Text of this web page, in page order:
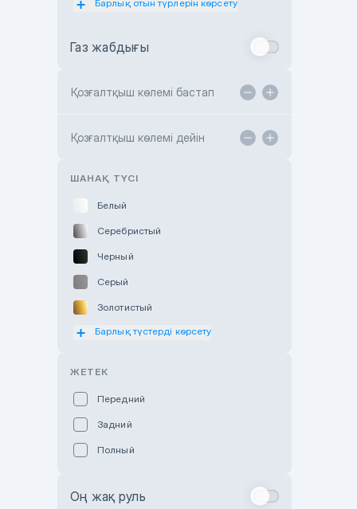
Toyota Astana
TANK Motors Karaganda
Барлық отын түрлерін көрсету
Газ жабдығы
Қозғалтқыш көлемі бастап
Қозғалтқыш көлемі дейін
ШАНАҚ ТҮСІ
Белый
Серебристый
Черный
Серый
Золотистый
Оранжевый
Барлық түстерді көрсету
ЖЕТЕК
Передний
Задний
Полный
Оң жақ руль